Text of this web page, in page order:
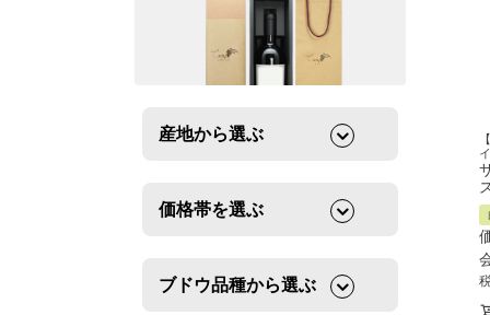
産地から選ぶ
価格帯を選ぶ
ブドウ品種から選ぶ